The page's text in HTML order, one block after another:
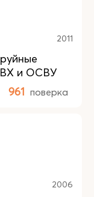
2011
и ОСВУ
961 поверка
2006